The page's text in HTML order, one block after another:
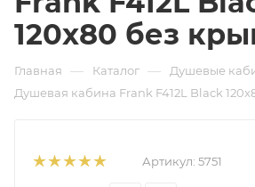
120x80 без
Главная — Каталог — Душевые
Душевая кабина Frank F412L Black
Артикул: 5751